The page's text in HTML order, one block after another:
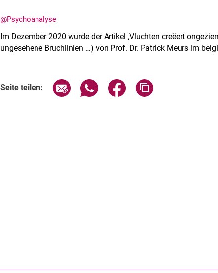
@Psychoanalyse
Im Dezember 2020 wurde der Artikel ‚Vluchten creëert
ungesehene Bruchlinien …) von Prof. Dr. Patrick Meurs im
Seite teilen: Seite über E-Mail teilen
Seite über WhatsApp teilen
Seite über Facebook